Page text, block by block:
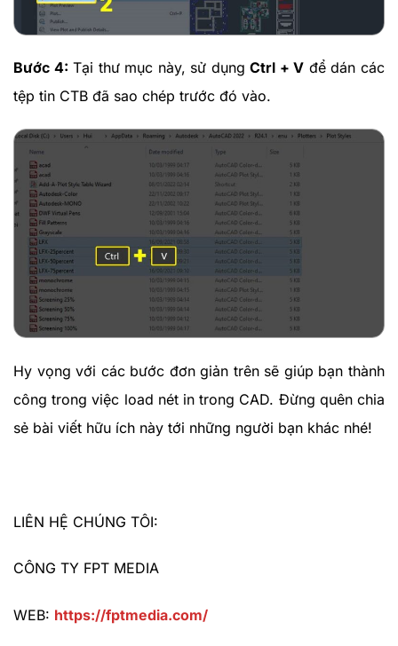
Bước 4: Tại thư mục này, sử dụngCtrl + V để dán các
tệp tin CTB đã sao chép trước đó vào.
Hy vọng với các bước đơn giản trên sẽ giúp bạn thành
công trong việc load nét in trong CAD. Đừng quên chia
sẻ bài viết hữu ích này tới những người bạn khác nhé!
LIÊN HỆ CHÚNG TÔI:
CÔNG TY FPT MEDIA
WEB: https://fptmedia.com/